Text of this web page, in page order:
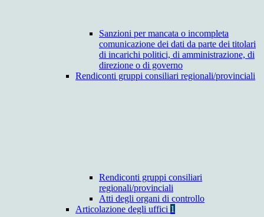
Sanzioni per mancata o incompleta
comunicazione dei dati da parte dei titolari
di incarichi politici, di amministrazione, di
direzione o di governo
Rendiconti gruppi consiliari regionali/provinciali
Rendiconti gruppi consiliari
regionali/provinciali
Atti degli organi di controllo
Articolazione degli uffici 1